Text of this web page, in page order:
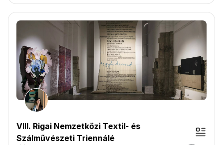
VIII. Rigai Nemzetközi Textil- és
Szálművészeti Triennálé